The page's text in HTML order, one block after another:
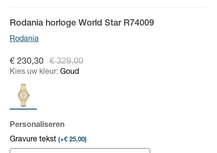
Rodania horloge World Star R74009
Rodania
€ 329,00
€ 230,30
Kies uw kleur: Goud
Personaliseren
Gravure tekst (+€ 25,00)